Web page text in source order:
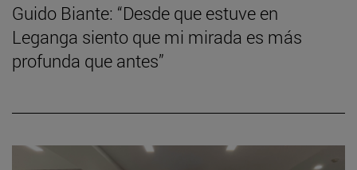
Guido Biante: “Desde que estuve en
Leganga siento que mi mirada es más
profunda que antes”